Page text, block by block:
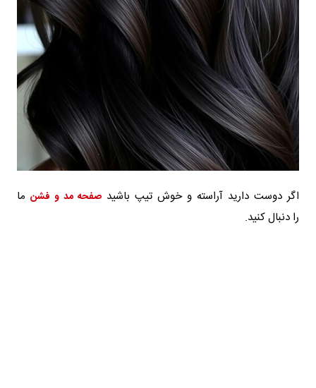
اگر دوست دارید آراسته و خوش تیپ باشید صفحه مد و فشن ما
را دنبال کنید.